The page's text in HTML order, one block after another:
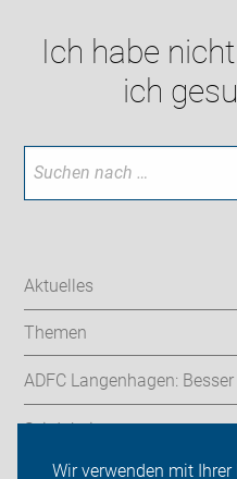
Wir verwenden mit
Ich habe
ich
Aktuelles
Themen
ADFC Langenhagen:
Sei dabei